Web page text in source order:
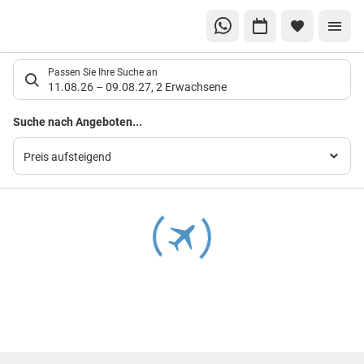
Suchlistenseite
Passen Sie Ihre Suche an
11.08.26 – 09.08.27, 2 Erwachsene
Suche nach Angeboten...
Preis aufsteigend